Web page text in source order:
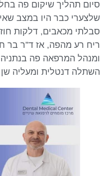
סיום תהליך שיקום פה
שלצערי כבר היו במצב
סבלתי מכאבים, דלקות
ריח רע מהפה, אז ד”ר בר
ומנהל המרפאה פה
השתלה דנטלית ומעליה